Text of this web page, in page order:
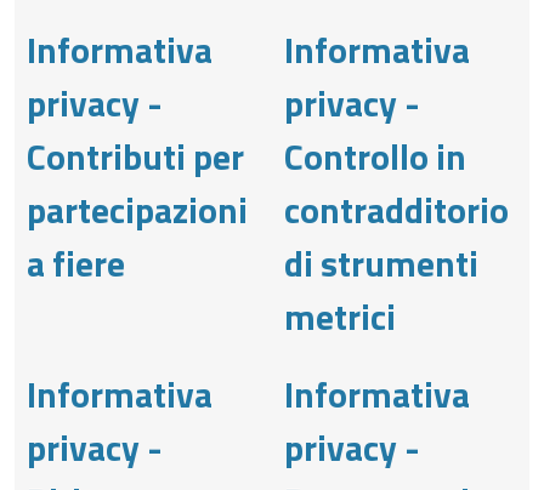
Informativa
privacy -
Contributi per
partecipazioni
a fiere
Informativa
privacy -
Controllo in
contradditorio
di strumenti
metrici
Informativa
privacy -
Informativa
privacy -